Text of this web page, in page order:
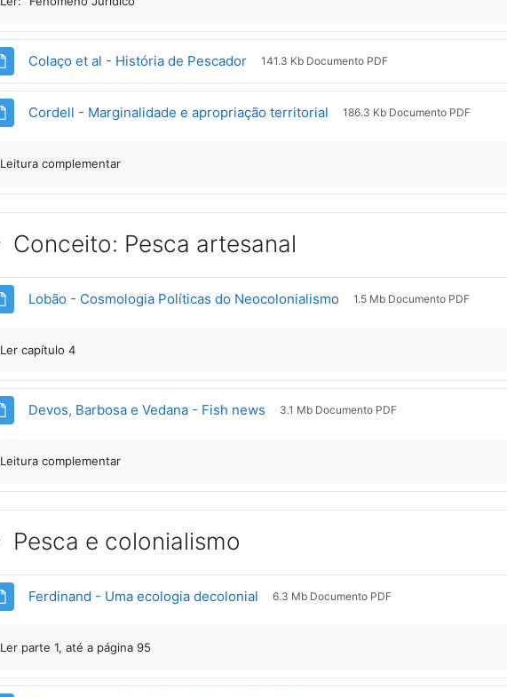
Colaço et al - História de PescadorArquivo
141.3 Kb Documento PDF
Cordell - Marginalidade e apropriação territorialArquivo
186.3 Kb Documento PDF
Leitura complementar
Conceito: Pesca artesanal
Lobão - Cosmologia Políticas do NeocolonialismoArquivo
1.5 Mb Documento PDF
Ler capítulo 4
Devos, Barbosa e Vedana - Fish newsArquivo
3.1 Mb Documento PDF
Leitura complementar
Pesca e colonialismo
Ferdinand - Uma ecologia decolonialArquivo
6.3 Mb Documento PDF
Ler parte 1, até a página 95